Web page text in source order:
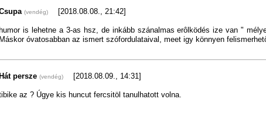
(vendég) [2018.08.08., 21:42]
humor is lehetne a 3-as hsz, de inkább szánalmas erôlködés ize van "
Máskor óvatosabban az ismert szófordulataival, meet igy könnyen
Hát persze (vendég) [2018.08.09., 14:31]
az ? Úgye kis huncut fercsitöl tanulhatott volna.